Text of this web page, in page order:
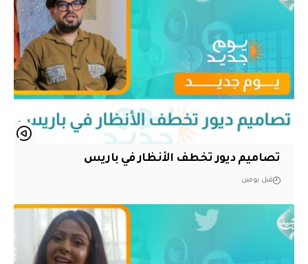
تصاميم ديور تخطف الأنظار في باريس
قبل يومين